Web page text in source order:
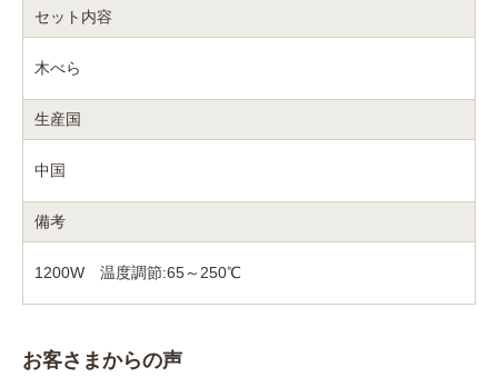
セット内容
木べら
生産国
中国
備考
1200W 温度調節:65～250℃
お客さまからの声